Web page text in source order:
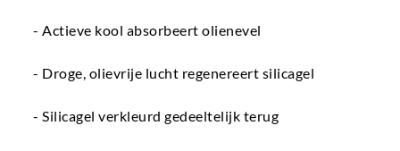
- Actieve kool absorbeert olienevel
- Droge, olievrije lucht regenereert silicagel
- Silicagel verkleurd gedeeltelijk terug